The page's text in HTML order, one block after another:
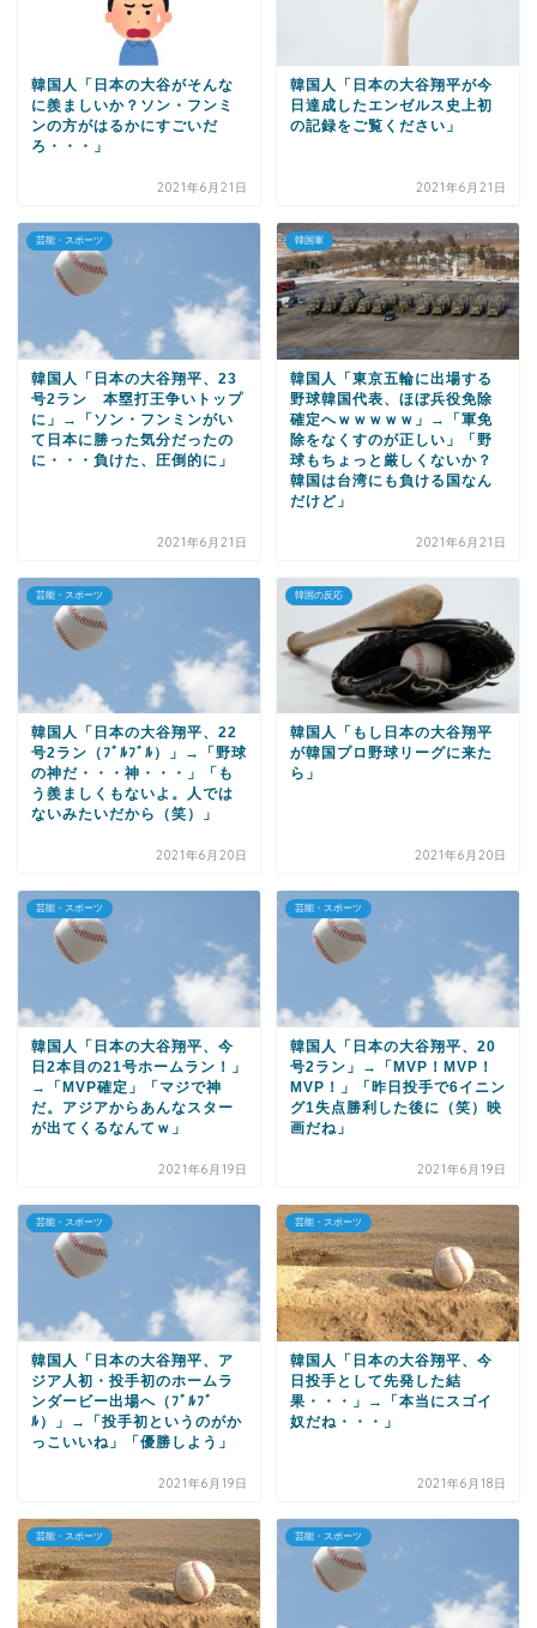
韓国人「日本の大谷がそんな
に羨ましいか？ソン・フンミ
ンの方がはるかにすごいだ
ろ・・・」
2021年6月21日
韓国人「日本の大谷翔平が今
日達成したエンゼルス史上初
の記録をご覧ください」
2021年6月21日
芸能・スポーツ
韓国人「日本の大谷翔平、23
号2ラン 本塁打王争いトップ
に」→「ソン・フンミンがい
て日本に勝った気分だったの
に・・・負けた、圧倒的に」
2021年6月21日
韓国軍
韓国人「東京五輪に出場する
野球韓国代表、ほぼ兵役免除
確定へｗｗｗｗｗ」→「軍免
除をなくすのが正しい」「野
球もちょっと厳しくないか？
韓国は台湾にも負ける国なん
だけど」
2021年6月21日
芸能・スポーツ
韓国人「日本の大谷翔平、22
号2ラン（ﾌﾞﾙﾌﾞﾙ）」→「野球
の神だ・・・神・・・」「も
う羨ましくもないよ。人では
ないみたいだから（笑）」
2021年6月20日
韓国の反応
韓国人「もし日本の大谷翔平
が韓国プロ野球リーグに来た
ら」
2021年6月20日
芸能・スポーツ
韓国人「日本の大谷翔平、今
日2本目の21号ホームラン！」
→「MVP確定」「マジで神
だ。アジアからあんなスター
が出てくるなんてｗ」
2021年6月19日
芸能・スポーツ
韓国人「日本の大谷翔平、20
号2ラン」→「MVP！MVP！
MVP！」「昨日投手で6イニン
グ1失点勝利した後に（笑）映
画だね」
2021年6月19日
芸能・スポーツ
韓国人「日本の大谷翔平、ア
ジア人初・投手初のホームラ
ンダービー出場へ（ﾌﾞﾙﾌﾞ
ﾙ）」→「投手初というのがか
っこいいね」「優勝しよう」
2021年6月19日
芸能・スポーツ
韓国人「日本の大谷翔平、今
日投手として先発した結
果・・・」→「本当にスゴイ
奴だね・・・」
2021年6月18日
芸能・スポーツ 芸能・スポーツ